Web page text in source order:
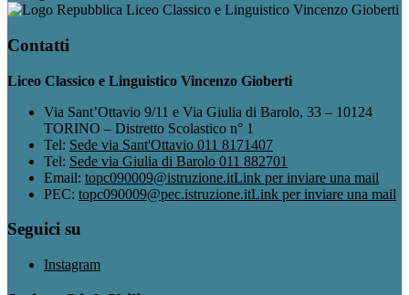
Liceo Classico e Linguistico Vincenzo Gioberti
Contatti
Liceo Classico e Linguistico Vincenzo Gioberti
Via Sant’Ottavio 9/11 e Via Giulia di Barolo, 33 – 10124
TORINO – Distretto Scolastico n° 1
Tel: Sede via Sant'Ottavio 011 8171407
Tel: Sede via Giulia di Barolo 011 882701
Email: topc090009@istruzione.itLink per inviare una mail
PEC: topc090009@pec.istruzione.itLink per inviare una mail
Seguici su
Instagram